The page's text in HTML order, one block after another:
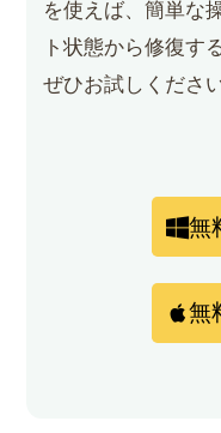
を使えば、簡単な
ト状態から修復す
ぜひお試しください
無
無